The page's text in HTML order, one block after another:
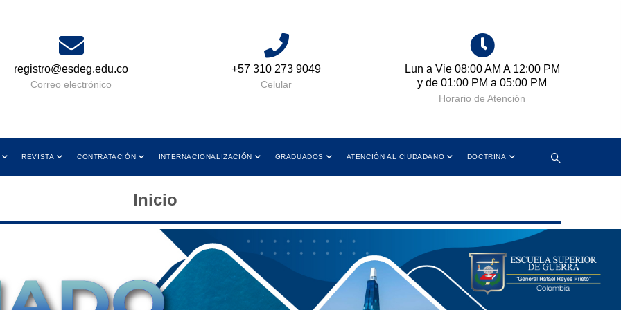
+57 310 273 9049
Celular
Lun a Vie 08:00 AM A 12:00 PM
y de 01:00 PM a 05:00 PM
Cra 11 No. 102-50 Bogotá D.C.,
Colombia
Dirección
REVISTA CONTRATACIÓN INTERNACIONALIZACIÓN GRADUADOS ATENCIÓN AL CIUDADANO DOCTRINA
Inicio